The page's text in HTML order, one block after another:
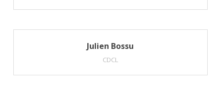
Julien Bossu
CDCL